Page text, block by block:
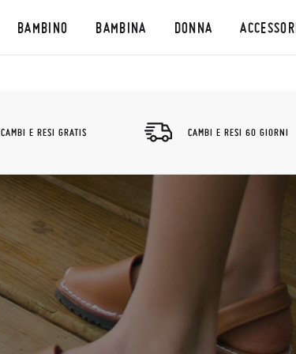
BAMBINO BAMBINA DONNA
CAMBI E RESI GRATIS CAMBI E RESI 60 GIORNI